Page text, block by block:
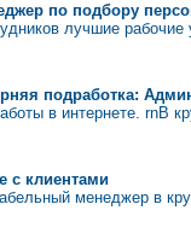
по подбору
лучшие
подработка:
в интернете. rnВ
с клиентами
менеджер в